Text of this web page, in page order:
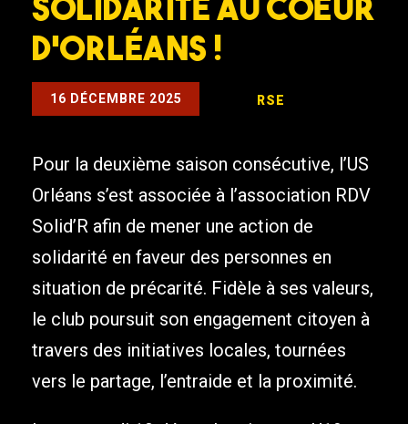
d’Orléans !
16 DÉCEMBRE 2025 RSE
Pour la deuxième saison consécutive, l’US
Orléans s’est associée à l’association RDV
Solid’R afin de mener une action de
solidarité en faveur des personnes en
situation de précarité. Fidèle à ses valeurs,
le club poursuit son engagement citoyen à
travers des initiatives locales, tournées
vers le partage, l’entraide et la proximité.